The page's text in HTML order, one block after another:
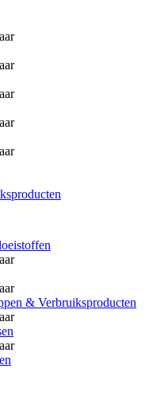
& Verbruiksproducten